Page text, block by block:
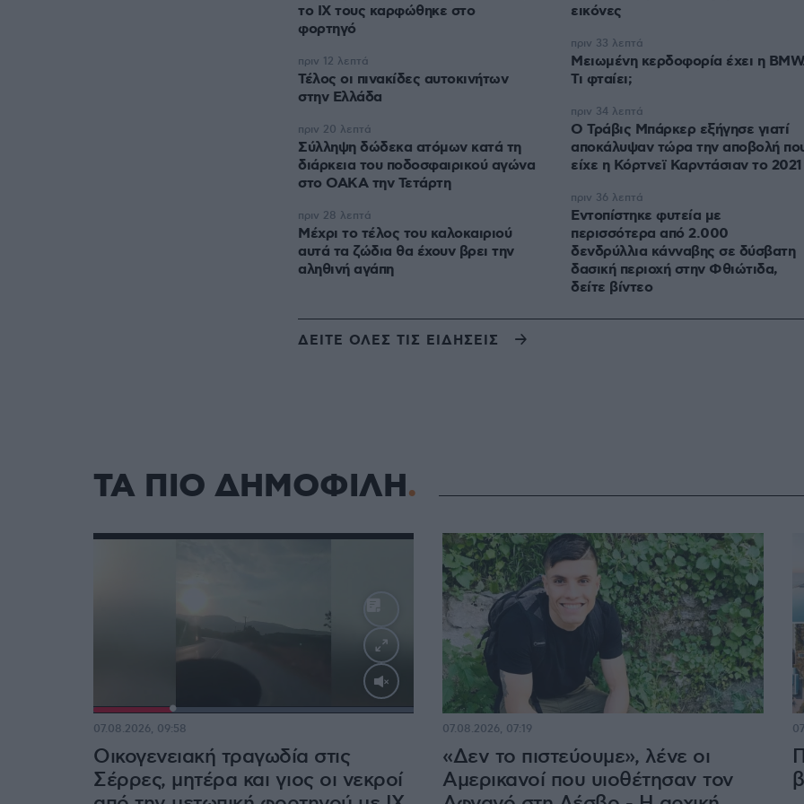
το ΙΧ τους καρφώθηκε στο
φορτηγό
Τέλος οι πινακίδες αυτοκινήτων
στην Ελλάδα
πριν 12 λεπτά
Σύλληψη δώδεκα ατόμων κατά τη
διάρκεια του ποδοσφαιρικού αγώνα
στο ΟΑΚΑ την Τετάρτη
πριν 20 λεπτά
Μέχρι το τέλος του καλοκαιριού
αυτά τα ζώδια θα έχουν βρει την
αληθινή αγάπη
πριν 28 λεπτά
εικόνες
Μειωμένη κερδοφορία έχει η
Τι φταίει;
πριν 33 λεπτά
O Τράβις Μπάρκερ εξήγησε γιατί
αποκάλυψαν τώρα την αποβολή
είχε η Κόρτνεϊ Καρντάσιαν το 2021
πριν 34 λεπτά
Εντοπίστηκε φυτεία με
περισσότερα από 2.000
δενδρύλλια κάνναβης σε δύσβατη
δασική περιοχή στην Φθιώτιδα,
δείτε βίντεο
πριν 36 λεπτά
ΔΕΙΤΕ ΟΛΕΣ ΤΙΣ ΕΙΔΗΣΕΙΣ
ΤΑ ΠΙΟ ΔΗΜΟΦΙΛΗ
Loaded:
Οικογενειακή τραγωδία στις
Σέρρες, μητέρα και γιος οι νεκροί
07.08.2026, 09:58
«Δεν το πιστεύουμε», λένε οι
Αμερικανοί που υιοθέτησαν τον
07.08.2026, 07:19